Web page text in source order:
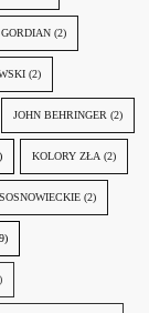
GORDIAN (2)
(2)
JOHN BEHRINGER (2)
KOLORY ZŁA (2)
(2)